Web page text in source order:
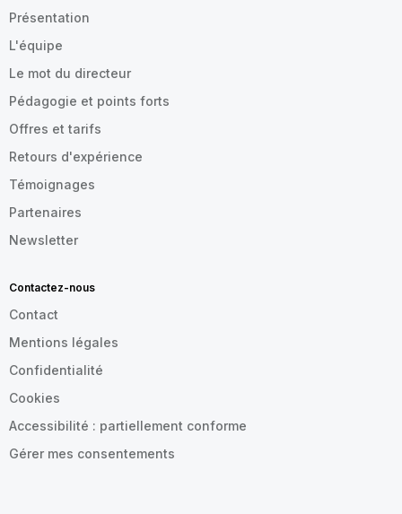
Présentation
L'équipe
Le mot du directeur
Pédagogie et points forts
Offres et tarifs
Retours d'expérience
Témoignages
Partenaires
Newsletter
Contactez-nous
Contact
Mentions légales
Confidentialité
Cookies
Accessibilité : partiellement conforme
Gérer mes consentements